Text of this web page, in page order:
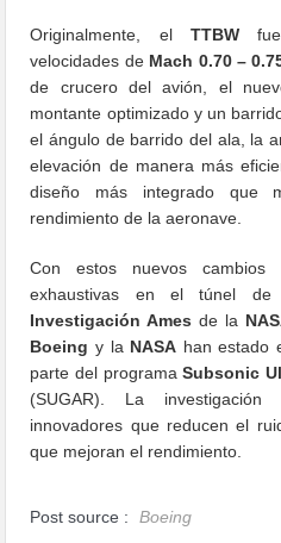
Originalmente, el TTBWfue
velocidades de Mach 0.70 –
de crucero del avión, el
montante optimizado y un
el ángulo de barrido del ala, la
elevación de manera más
diseño más integrado que
rendimiento de la aeronave.
Con estos nuevos
exhaustivas en el túnel
Investigación Ames de la
Boeing y la NASA han estado
parte del programa Subsonic
(SUGAR). La
innovadores que reducen el
que mejoran el rendimiento.
Post source : Boeing